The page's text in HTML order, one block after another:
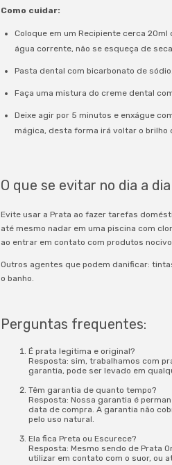
Como cuidar:
Coloque em um Recipiente cerca
água corrente, não se esqueça de
Pasta dental com bicarbonato de sódio.
Faça uma mistura do creme dental
Deixe agir por 5 minutos e enxágue
mágica, desta forma irá voltar o brilho
O que se evitar no dia a
Evite usar a Prata ao fazer tarefas
até mesmo nadar em uma piscina com
ao entrar em contato com produtos
Outros agentes que podem danificar:
o banho.
Perguntas frequentes:
É prata legitima e original?
Resposta: sim, trabalhamos com
garantia, pode ser levado em
Têm garantia de quanto tempo?
Resposta: Nossa garantia é
data de compra. A garantia não
pelo uso natural.
Ela fica Preta ou Escurece?
Resposta: Mesmo sendo de Prata
utilizar em contato com o suor, ou